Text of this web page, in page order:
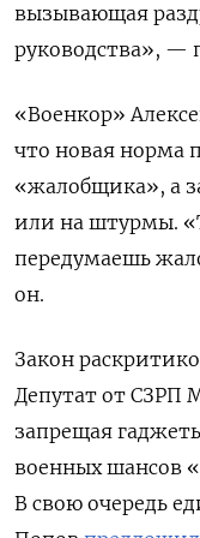
вызывающая
руководства», —
«Военкор»
что новая норма
«жалобщика», а
или на штурмы.
передумаешь
он.
Закон
Депутат от СЗРП
запрещая
военных шансов
В свою очередь